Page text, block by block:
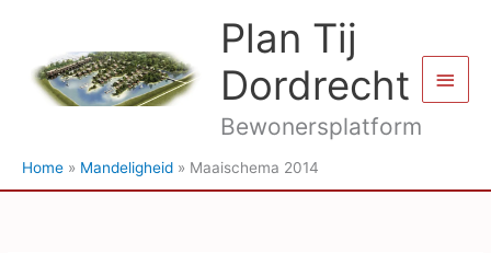
inhoud
Plan Tij
Dordrecht
Bewonersplatform
Home Mandeligheid Maaischema 2014